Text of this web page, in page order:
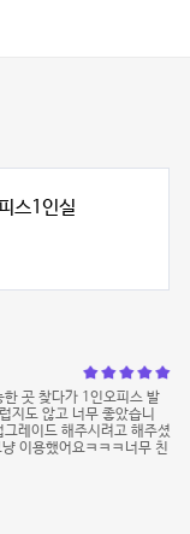
스1인실
곳 찾다가 1인오피스 발
지도 않고 너무 좋았습니
레이드 해주시려고 해주셨
이용했어요ㅋㅋㅋ너무 친